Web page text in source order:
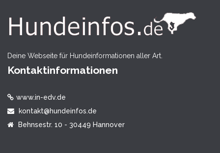
Deine Webseite für Hundeinformationen aller Art.
Kontaktinformationen
www.in-edv.de
kontakt@hundeinfos.de
Behnsestr. 10 - 30449 Hannover